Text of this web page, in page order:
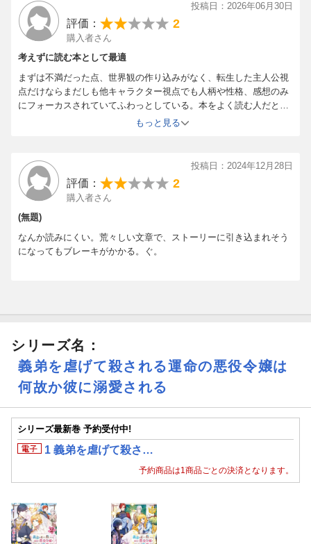
投稿日：2026年06月30日
評価： 2
購入者さん
考えずに読む本として最適
まずは不満だった点、世界観の作り込みがなく、転生した主人公視
点だけならまだしも他キャラクター視点でも人柄や性格、感想のみ
にフォーカスされていてふわっとしている。本をよく読む人だと話
の薄さ、浅さを感じると思う。ファンタジーだからとりあえず精霊
逆によい点は多少読むときにつっかかるけど慣れれば普段本を読ま
ない人や子供でも読みやすいと思う。一時間もかからず読めるし難
しい話を読みたくない時に最適。
もっと見る
投稿日：2024年12月28日
評価： 2
購入者さん
(無題)
なんか読みにくい。荒々しい文章で、ストーリーに引き込まれそう
になってもブレーキがかかる。ぐ。
シリーズ名：
義弟を虐げて殺される運命の悪役令嬢は
何故か彼に溺愛される
シリーズ最新巻 予約受付中!
1 義弟を虐げて殺さ…
予約商品は1商品ごとの決済となります。